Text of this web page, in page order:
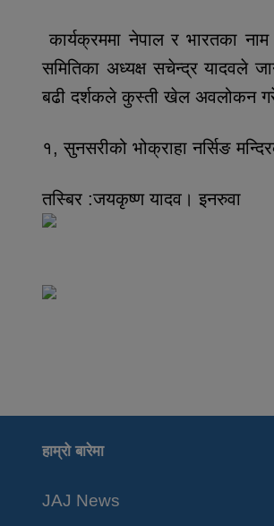
कार्यक्रममा नेपाल र भारतका
समितिका अध्यक्ष सचेन्द्र यादवले
बढी दर्शकले कुस्ती खेल अवलोकन
१, सुनसरीको भोक्राहा नर्सिङ
तस्बिर :जयकृष्ण यादव। इनरुवा
हाम्रो बारेमा
JAJ News